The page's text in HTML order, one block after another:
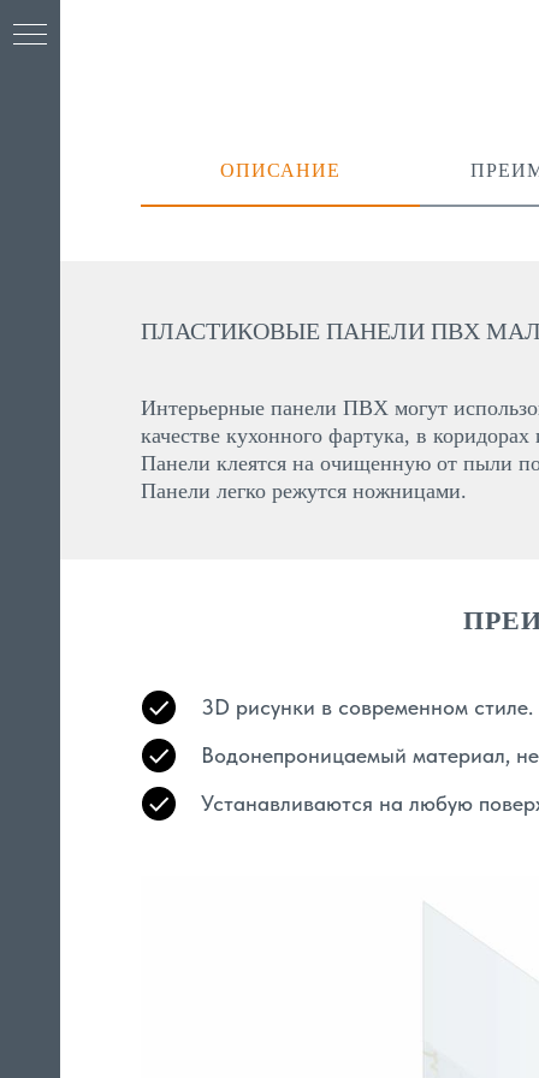
ОПИСАНИЕ
ПЛАСТИКОВЫЕ ПАНЕЛИ ПВХ
Интерьерные панели ПВХ могут
качестве кухонного фартука, в
Панели клеятся на очищенную от пыли
Панели легко режутся ножницами.
3D рисунки в современном
Водонепроницаемый материал,
Устанавливаются на любую